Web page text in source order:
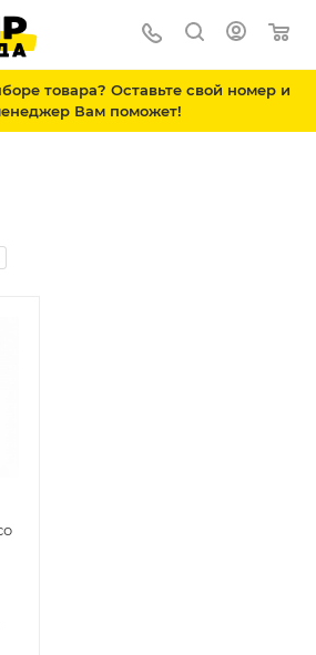
товара? Оставьте свой номер и
Вам поможет!